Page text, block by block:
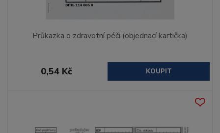
Průkazka o zdravotní péči (objednací kartička)
0,54 Kč KOUPIT